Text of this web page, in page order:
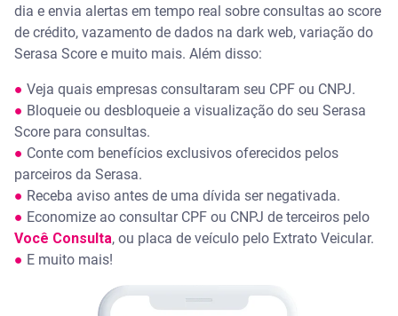
dia e envia alertas em tempo real sobre consultas ao score
de crédito, vazamento de dados na dark web, variação do
Serasa Score e muito mais. Além disso:
● Veja quais empresas consultaram seu CPF ou CNPJ.
● Bloqueie ou desbloqueie a visualização do seu Serasa
Score para consultas.
● Conte com benefícios exclusivos oferecidos pelos
parceiros da Serasa.
● Receba aviso antes de uma dívida ser negativada.
● Economize ao consultar CPF ou CNPJ de terceiros pelo
Você Consulta, ou placa de veículo pelo Extrato Veicular.
● E muito mais!